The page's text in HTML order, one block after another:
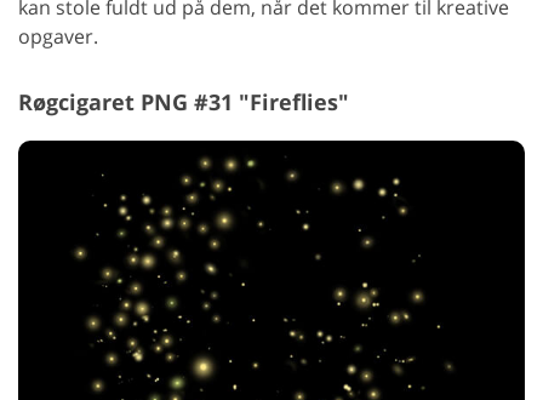
kan stole fuldt ud på dem, når det kommer til kreative
opgaver.
Røgcigaret PNG #31 "Fireflies"